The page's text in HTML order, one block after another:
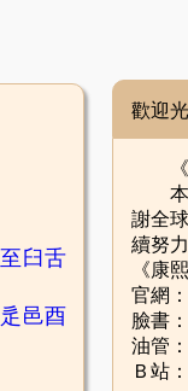
至 臼舌
辵 邑酉
歡迎光
《康
本站
謝全
續努
《康
官網：
臉書：
油管：
Ｂ站：